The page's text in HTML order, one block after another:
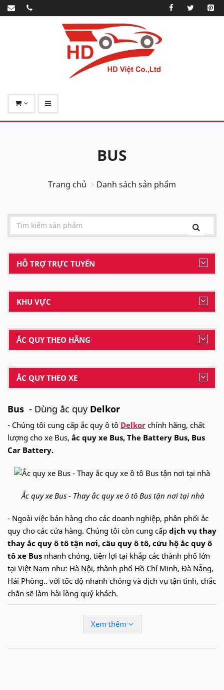
BUS
Trang chủ Danh sách sản phẩm
HỖ TRỢ TRỰC TUYẾN
KHU VỰC
ẮC QUY THEO HÃNG
ẮC QUY THEO XE
Bus - Dùng ắc quy Delkor
- Chúng tôi cung cấp ắc quy ô tô Delkor chính hãng, chất
lượng cho xe Bus, ắc quy xe Bus, The Battery Bus, Bus
Car Battery.
Ắc quy xe Bus - Thay ắc quy xe ô tô Bus tận nơi tại nhà
- Ngoài việc bán hàng cho các doanh nghiệp, phân phối ắc
quy cho các cửa hàng. Chúng tôi còn cung cấp dịch vụ thay
thay ắc quy ô tô tận nơi, câu quy ô tô, cứu hộ ắc quy ô
tô xe Bus nhanh chóng, tiện lợi tại khắp các thành phố lớn
tại Việt Nam như: Hà Nội, thành phố Hồ Chí Minh, Đà Nẵng,
Hải Phòng.. với tốc độ nhanh chóng và dịch vụ tận tình, chắc
chắn sẽ làm hài lòng quý khách.
09.68.68.30.97để được hỗ trợ nhanh về
Xem thêm